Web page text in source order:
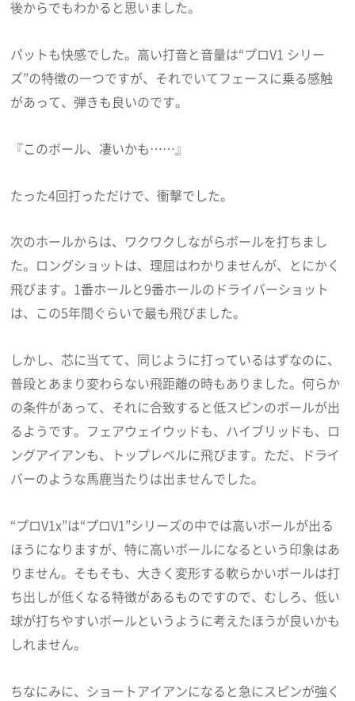
後からでもわかると思いました。
パットも快感でした。高い打音と音量は“プロV1 シリー
ズ”の特徴の一つですが、それでいてフェースに乗る感触
があって、弾きも良いのです。
『このボール、凄いかも……』
たった4回打っただけで、衝撃でした。
次のホールからは、ワクワクしながらボールを打ちまし
た。ロングショットは、理屈はわかりませんが、とにかく
飛びます。1番ホールと9番ホールのドライバーショット
は、この5年間ぐらいで最も飛びました。
しかし、芯に当てて、同じように打っているはずなのに、
普段とあまり変わらない飛距離の時もありました。何らか
の条件があって、それに合致すると低スピンのボールが出
るようです。フェアウェイウッドも、ハイブリッドも、ロ
ングアイアンも、トップレベルに飛びます。ただ、ドライ
バーのような馬鹿当たりは出ませんでした。
“プロV1x”は“プロV1”シリーズの中では高いボールが出る
ほうになりますが、特に高いボールになるという印象はあ
りません。そもそも、大きく変形する軟らかいボールは打
ち出しが低くなる特徴があるものですので、むしろ、低い
球が打ちやすいボールというように考えたほうが良いかも
しれません。
ちなにみに、ショートアイアンになると急にスピンが強く